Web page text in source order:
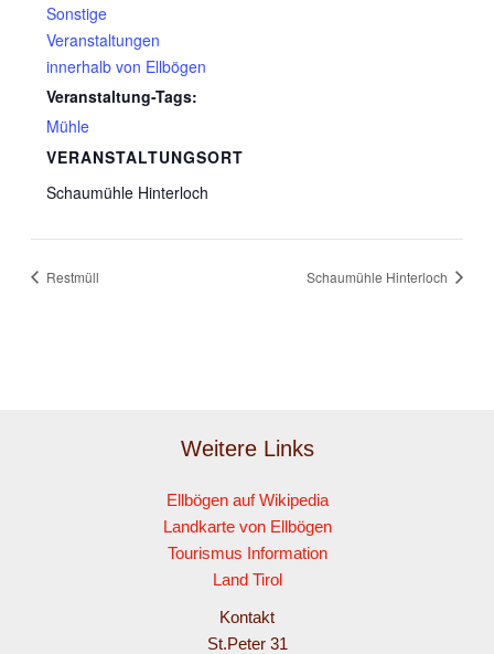
Sonstige
Veranstaltungen
innerhalb von Ellbögen
Veranstaltung-Tags:
Mühle
VERANSTALTUNGSORT
Schaumühle Hinterloch
Restmüll Schaumühle Hinterloch
Weitere Links
Ellbögen auf Wikipedia
Landkarte von Ellbögen
Tourismus Information
Land Tirol
Kontakt
St.Peter 31